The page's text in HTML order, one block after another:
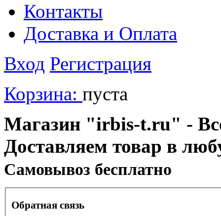
Контакты
Доставка и Оплата
Вход Регистрация
Корзина: пуста
Магазин "irbis-t.ru" -
Доставляем товар в
Cамовывоз бесплатно
Обратная связь